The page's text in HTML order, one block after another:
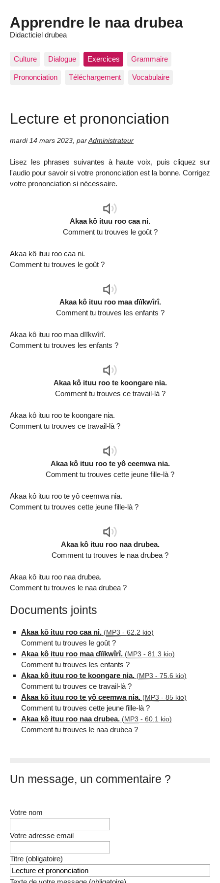
Apprendre le naa drubea
Didacticiel drubea
Culture Dialogue Exercices Grammaire
Prononciation Téléchargement Vocabulaire
Lecture et prononciation
mardi 14 mars 2023 par Administrateur
Lisez les phrases suivantes à haute voix, puis cliquez sur
l'audio pour savoir si votre prononciation est la bonne. Corrigez
votre prononciation si nécessaire.
Audio
Player
Akaa kô ituu roo caa ni.
Comment tu trouves le goût ?
Akaa kô ituu roo caa ni.
Comment tu trouves le goût ?
Audio
Player
Akaa kô ituu roo maa dïïkwîrî.
Comment tu trouves les enfants ?
Akaa kô ituu roo maa dïïkwîrî.
Comment tu trouves les enfants ?
Audio
Player
Akaa kô ituu roo te koongare nia.
Comment tu trouves ce travail-là ?
Akaa kô ituu roo te koongare nia.
Comment tu trouves ce travail-là ?
Audio
Player
Akaa kô ituu roo te yô ceemwa nia.
Comment tu trouves cette jeune fille-là ?
Akaa kô ituu roo te yô ceemwa nia.
Comment tu trouves cette jeune fille-là ?
Audio
Player
Akaa kô ituu roo naa drubea.
Comment tu trouves le naa drubea ?
Akaa kô ituu roo naa drubea.
Comment tu trouves le naa drubea ?
Documents joints
Akaa kô ituu roo caa ni. (MP3 - 62.2 kio)
Comment tu trouves le goût ?
Akaa kô ituu roo maa dïïkwîrî. (MP3 - 81.3 kio)
Comment tu trouves les enfants ?
Akaa kô ituu roo te koongare nia. (MP3 - 75.6 kio)
Comment tu trouves ce travail-là ?
Akaa kô ituu roo te yô ceemwa nia. (MP3 - 85 kio)
Comment tu trouves cette jeune fille-là ?
Akaa kô ituu roo naa drubea. (MP3 - 60.1 kio)
Comment tu trouves le naa drubea ?
Un message, un commentaire ?
Votre nom
Votre adresse email
Titre (obligatoire)